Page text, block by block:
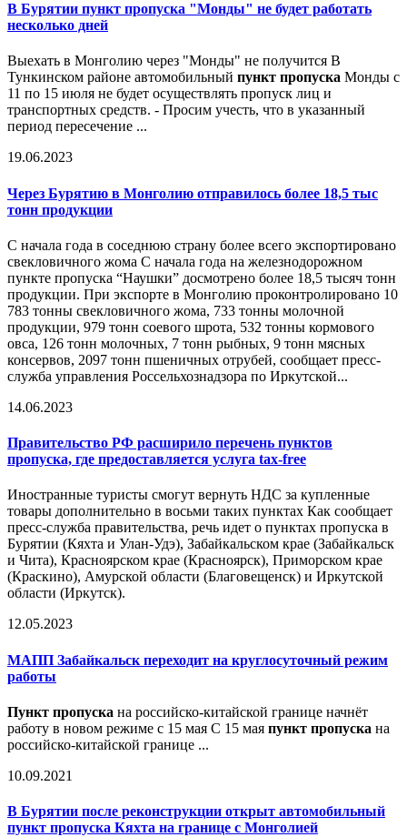
В Бурятии пункт пропуска "Монды" не будет работать
несколько дней
Выехать в Монголию через "Монды" не получится В
Тункинском районе автомобильный пункт пропуска Монды с
11 по 15 июля не будет осуществлять пропуск лиц и
транспортных средств. - Просим учесть, что в указанный
период пересечение ...
19.06.2023
Через Бурятию в Монголию отправилось более 18,5 тыс
тонн продукции
С начала года в соседнюю страну более всего экспортировано
свекловичного жома С начала года на железнодорожном
пункте пропуска “Наушки” досмотрено более 18,5 тысяч тонн
продукции. При экспорте в Монголию проконтролировано 10
783 тонны свекловичного жома, 733 тонны молочной
продукции, 979 тонн соевого шрота, 532 тонны кормового
овса, 126 тонн молочных, 7 тонн рыбных, 9 тонн мясных
консервов, 2097 тонн пшеничных отрубей, сообщает пресс-
служба управления Россельхознадзора по Иркутской...
14.06.2023
Правительство РФ расширило перечень пунктов
пропуска, где предоставляется услуга tax-free
Иностранные туристы смогут вернуть НДС за купленные
товары дополнительно в восьми таких пунктах Как сообщает
пресс-служба правительства, речь идет о пунктах пропуска в
Бурятии (Кяхта и Улан-Удэ), Забайкальском крае (Забайкальск
и Чита), Красноярском крае (Красноярск), Приморском крае
(Краскино), Амурской области (Благовещенск) и Иркутской
области (Иркутск).
12.05.2023
МАПП Забайкальск переходит на круглосуточный режим
работы
Пункт пропуска на российско-китайской границе начнёт
работу в новом режиме с 15 мая С 15 мая пункт пропуска на
российско-китайской границе ...
10.09.2021
В Бурятии после реконструкции открыт автомобильный
пункт пропуска Кяхта на границе с Монголией